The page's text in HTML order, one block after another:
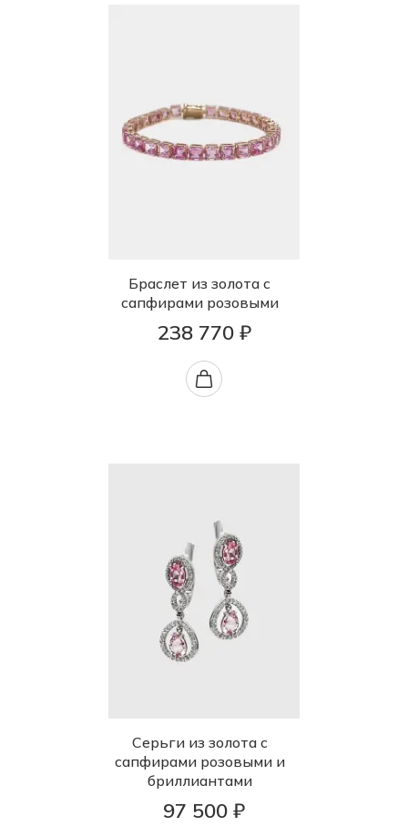
Браслет из золота с
сапфирами розовыми
238 770 ₽
Серьги из золота с
сапфирами розовыми и
бриллиантами
97 500 ₽